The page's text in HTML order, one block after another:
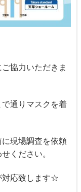
協力いただきま
通り マスクを着
現場調査を依頼
ください。
対応致します☆